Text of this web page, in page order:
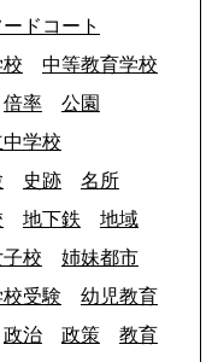
ードコート
中等教育学校
倍率
公園
中学校
史跡
名所
地下鉄
地域
校
姉妹都市
受験
幼児教育
政治 政策
教育